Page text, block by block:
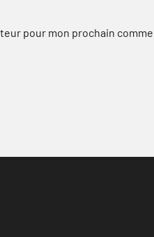
pour mon prochain